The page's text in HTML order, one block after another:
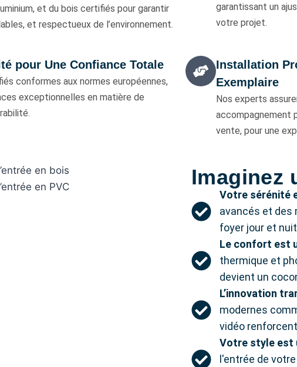
et du bois certifiés pour garantir
et respectueux de l’environnement.
garantissant un
votre projet.
pour Une Confiance Totale
conformes aux normes européennes,
exceptionnelles en matière de
Installation
Exemplaire
Nos experts
accompagnement
vente, pour une
Imaginez
Votre sérénité
avancés et
foyer jour et
Le confort est
thermique et
devient un
L’innovation
modernes
vidéo
Votre style est
l'entrée de